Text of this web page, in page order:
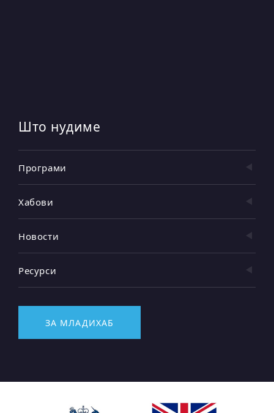
Што нудиме
Програми
Хабови
Новости
Ресурси
ЗА МЛАДИХАБ